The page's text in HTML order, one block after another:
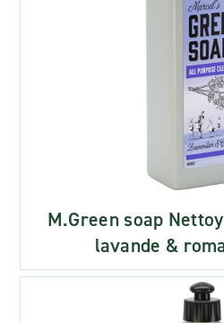
M.Green soap
lavande &